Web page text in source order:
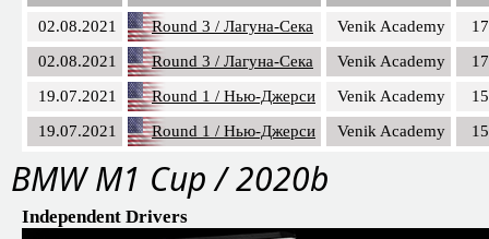
02.08.2021 Round 3 / Лагуна-Сека Venik Academy
17
02.08.2021
Round 3 / Лагуна-Сека Venik Academy
17
19.07.2021
Round 1 / Нью-Джерси Venik Academy
15
19.07.2021
Round 1 / Нью-Джерси Venik Academy 15
BMW M1 Cup / 2020b
Independent Drivers